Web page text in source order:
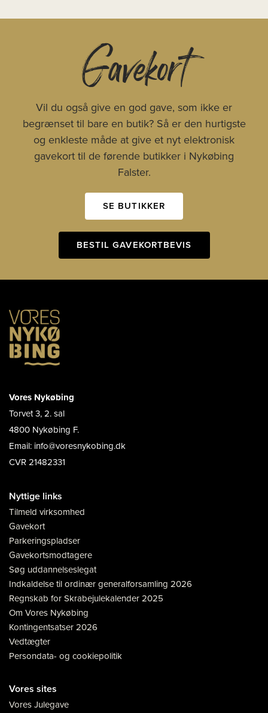
Gavekort
Vil du også give en god gave, som ikke er
begrænset til bare en butik? Så er den hurtigste
og enkleste måde at give et nyt elektronisk
gavekort til de førende butikker i Nykøbing
Falster.
SE BUTIKKER
BESTIL GAVEKORTBEVIS
Vores Nykøbing
Torvet 3, 2. sal
4800 Nykøbing F.
Email: info@voresnykobing.dk
CVR 21482331
Nyttige links
Tilmeld virksomhed
Gavekort
Parkeringspladser
Gavekortsmodtagere
Søg uddannelseslegat
Indkaldelse til ordinær generalforsamling 2026
Regnskab for Skrabejulekalender 2025
Om Vores Nykøbing
Kontingentsatser 2026
Vedtægter
Persondata- og cookiepolitik
Vores sites
Vores Julegave